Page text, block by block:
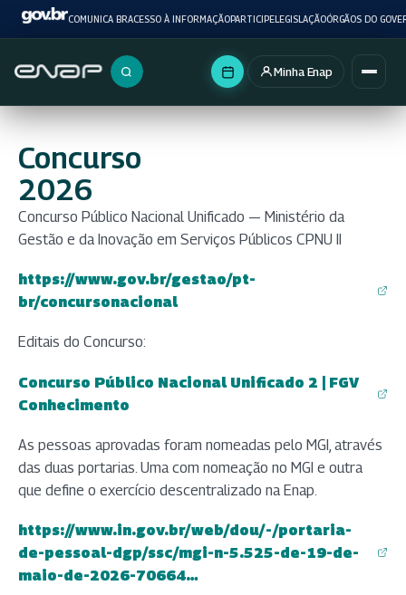
COMUNICA BRACESSO À INFORMAÇÃOPARTICIPELEGISLAÇÃOÓRGÃOS DO
Buscar no portal
Minha Enap
Concurso
2026
Concurso Público Nacional Unificado — Ministério da
Gestão e da Inovação em Serviços Públicos CPNU II
https://www.gov.br/gestao/pt-
br/concursonacional
(abre em nova aba)
Editais do Concurso:
Concurso Público Nacional Unificado 2 | FGV
Conhecimento
(abre em nova aba)
As pessoas aprovadas foram nomeadas pelo MGI, através
das duas portarias. Uma com nomeação no MGI e outra
que define o exercício descentralizado na Enap.
https://www.in.gov.br/web/dou/-/portaria-
de-pessoal-dgp/ssc/mgi-n-5.525-de-19-de-
maio-de-2026-70664…
(abre em nova aba)